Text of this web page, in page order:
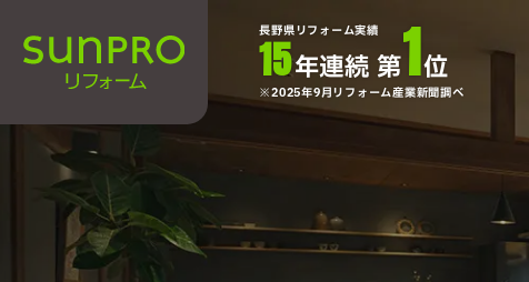
長野県リフォーム実績
15年連続 第1位
2025年9月リフォーム産業新聞調べ